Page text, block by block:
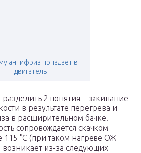
антифриз попадает в
двигатель
разделить 2 понятия – закипание
в результате перегрева и
в расширительном бачке.
сопровождается скачком
°С (при таком нагреве ОЖ
возникает из-за следующих